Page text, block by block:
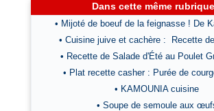
Dans cette même rubrique
• Mijoté de boeuf de la feignasse ! De
• Cuisine juive et cachère : Recette
• Recette de Salade d'Été au Poulet
• Plat recette casher : Purée de
• KAMOUNIA cuisine
• Soupe de semoule aux